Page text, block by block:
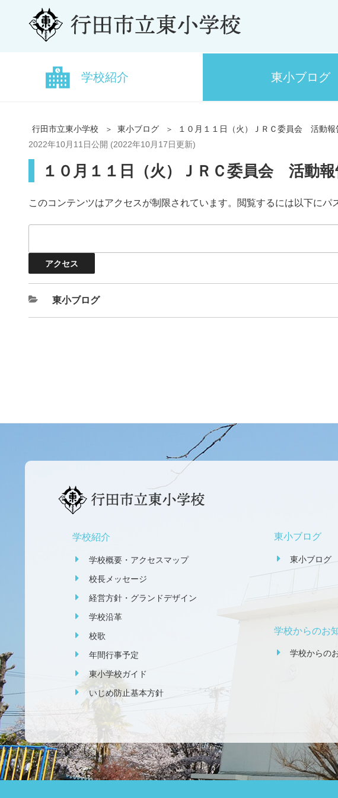
学校紹介 東小ブログ
行田市立東小学校 東小ブログ
１０月１１日（火）ＪＲＣ委員会 活動報
2022年10月11日公開 (2022年10月17日更新)
１０月１１日（火）ＪＲＣ委員会 活動
このコンテンツはアクセスが制限されています。閲覧するには以下にパ
東小ブログ
学校紹介
学校概要・アクセスマップ
校長メッセージ
経営方針・グランドデザイン
学校沿革
校歌
年間行事予定
東小学校ガイド
いじめ防止基本方針
東小ブログ
東小ブログ
学校からのお
学校からの